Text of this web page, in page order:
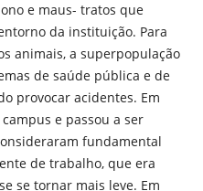
e maus- tratos que
da instituição. Para
animais, a superpopulação
de saúde pública e de
provocar acidentes. Em
e passou a ser
fundamental
de trabalho, que era
se tornar mais leve. Em